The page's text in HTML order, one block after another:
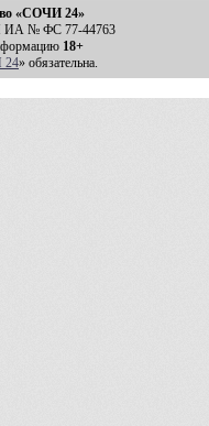
«СОЧИ 24»
ИА № ФС 77-44763
18+
» обязательна.